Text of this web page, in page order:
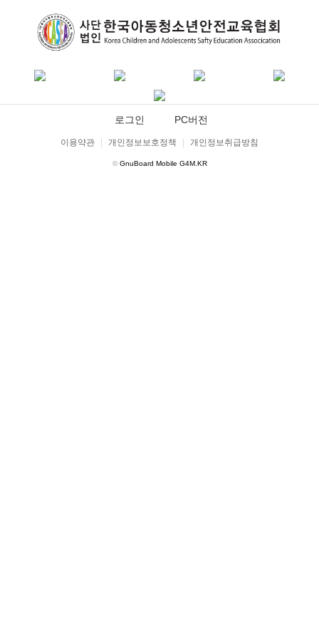
로그인 PC버전
이용약관 | 개인정보보호정책 | 개인정보취급방침
© GnuBoard Mobile G4M.KR